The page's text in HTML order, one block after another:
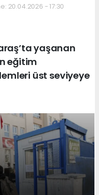
20.04.2026 - 17:30
yaşanan
eğitim
üst seviyeye